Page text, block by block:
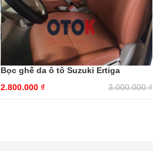
Bọc ghế da ô tô Suzuki Ertiga
3.000.000₫
2.800.000 ₫